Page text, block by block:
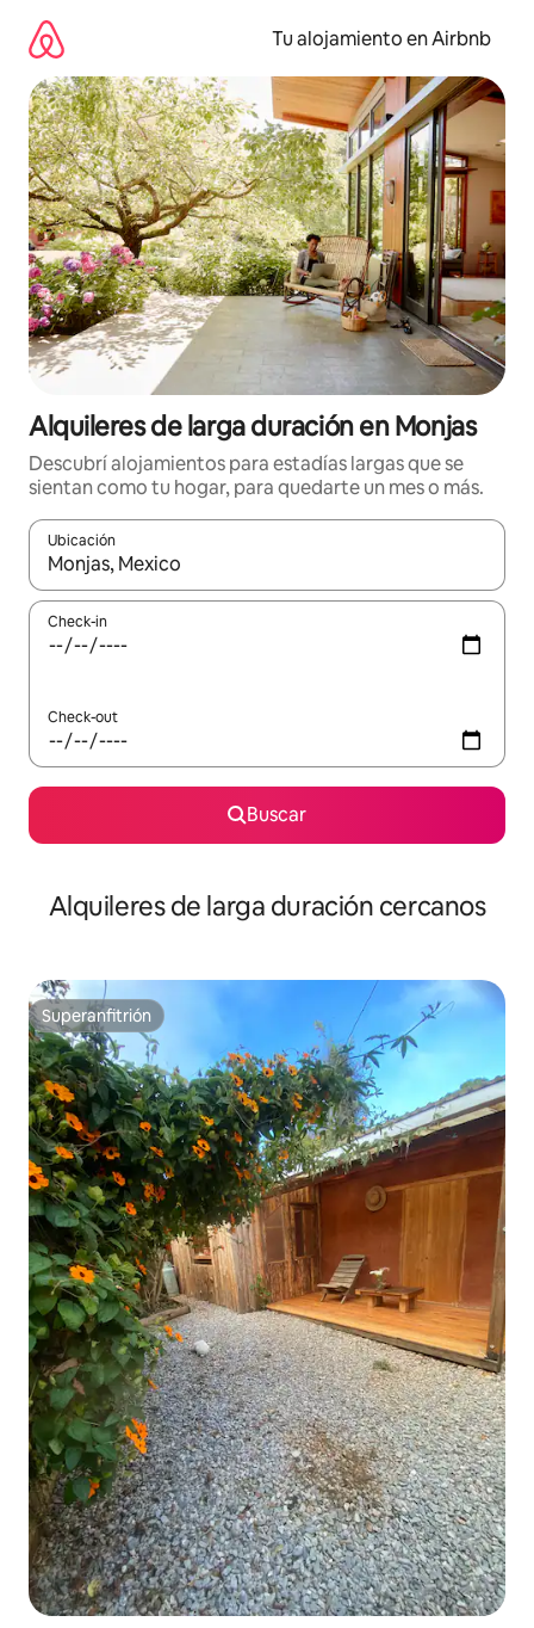
contenido
Tu alojamiento en Airbnb
Alquileres de larga duración en Monjas
Descubrí alojamientos para estadías largas que se
sientan como tu hogar, para quedarte un mes o más.
Ubicación
Cuando los resultados estén disponibles, navegá con las
Check-in
Check-out
Buscar
Alquileres de larga duración cercanos
Superanfitrión
Superanfitrión